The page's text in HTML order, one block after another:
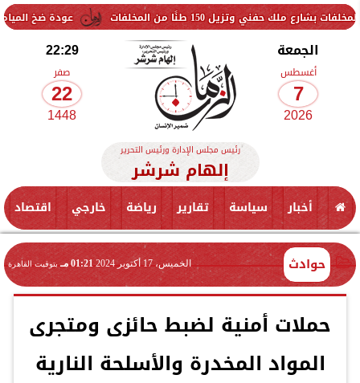
عودة ضخ المياه تدريجيًا 150 طنًا من المخلفات
الجمعة
أغسطس
7
2026
22:29
صفر
22
1448
رئيس مجلس الإدارة ورئيس التحرير
إلهام شرشر
أخبار سياسة تقارير رياضة خارجي اقتصاد
حوادث الخميس، 17 أكتوبر 2024 01:21 مـ بتوقيت القاهرة
حملات أمنية لضبط حائزى ومتجرى
المواد المخدرة والأسلحة النارية